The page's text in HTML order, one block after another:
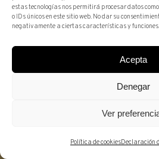
estas tecnologías nos permitirá procesar datos
o IDs únicos en este sitio web. No dar su
negativamente a ciertas características y funciones.
Acepta
Denegar
Ver
Política de cookiesDeclaración
ARTUR RAMON ART: CIEN